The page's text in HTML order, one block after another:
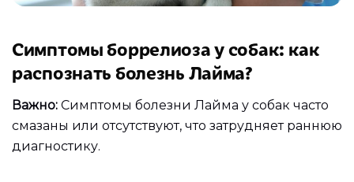
Симптомы боррелиоза у собак: как
распознать болезнь Лайма?
Важно: Симптомы болезни Лайма у собак часто
смазаны или отсутствуют, что затрудняет раннюю
диагностику.